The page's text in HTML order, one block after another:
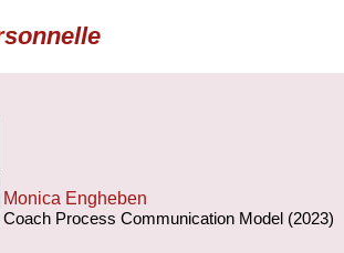
Monica Engheben
Coach Process Communication Model (2023)